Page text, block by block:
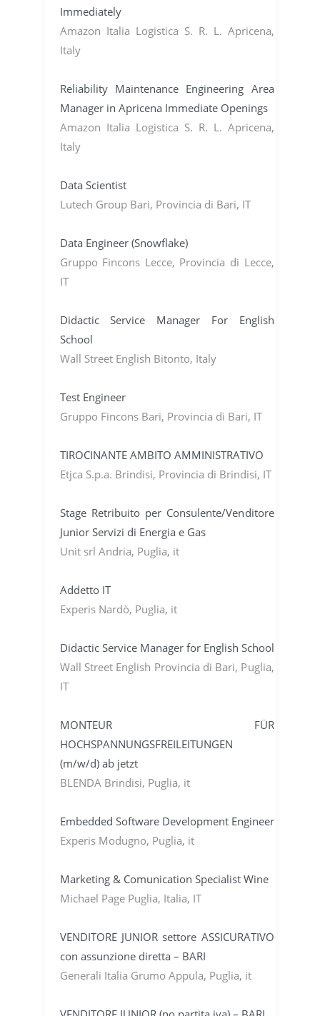
Immediately
Amazon Italia Logistica S. R. L. Apricena,
Italy
Reliability Maintenance Engineering Area
Manager in Apricena Immediate Openings
Amazon Italia Logistica S. R. L. Apricena,
Italy
Data Scientist
Lutech Group Bari, Provincia di Bari, IT
Data Engineer (Snowflake)
Gruppo Fincons Lecce, Provincia di Lecce,
IT
Didactic Service Manager For English
School
Wall Street English Bitonto, Italy
Test Engineer
Gruppo Fincons Bari, Provincia di Bari, IT
TIROCINANTE AMBITO AMMINISTRATIVO
Etjca S.p.a. Brindisi, Provincia di Brindisi, IT
Stage Retribuito per Consulente/Venditore
Junior Servizi di Energia e Gas
Unit srl Andria, Puglia, it
Addetto IT
Experis Nardò, Puglia, it
Didactic Service Manager for English School
Wall Street English Provincia di Bari, Puglia,
IT
MONTEUR FÜR
HOCHSPANNUNGSFREILEITUNGEN
(m/w/d) ab jetzt
BLENDA Brindisi, Puglia, it
Embedded Software Development Engineer
Experis Modugno, Puglia, it
Marketing & Comunication Specialist Wine
Michael Page Puglia, Italia, IT
VENDITORE JUNIOR settore ASSICURATIVO
con assunzione diretta – BARI
Generali Italia Grumo Appula, Puglia, it